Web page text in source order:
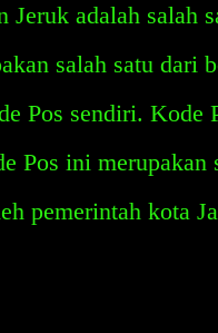
Jeruk adalah salah
salah satu dari
Pos sendiri. Kode
Pos ini merupakan
pemerintah kota